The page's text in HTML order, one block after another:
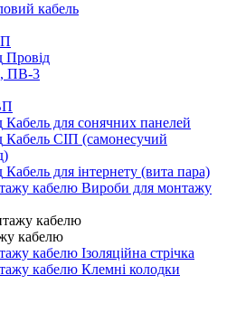
кабель
Провід
ПВ-3
Кабель для сонячних панелей
Кабель СІП (самонесучий
Кабель для інтернету (вита пара)
Вироби для монтажу
кабелю
кабелю
Ізоляційна стрічка
Клемні колодки